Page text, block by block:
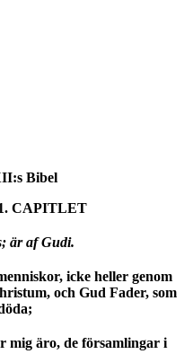
Bibel
CAPITLET
är af Gudi.
icke heller genom
och Gud Fader, som
mig äro, de församlingar i